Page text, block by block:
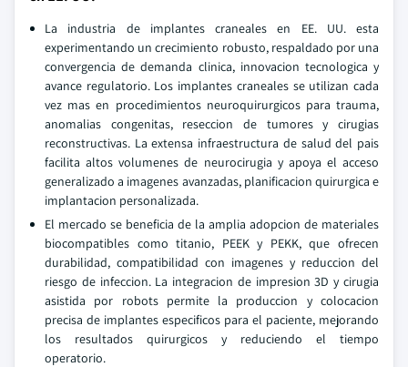
La industria de implantes craneales en EE. UU. esta
experimentando un crecimiento robusto, respaldado por una
convergencia de demanda clinica, innovacion tecnologica y
avance regulatorio. Los implantes craneales se utilizan cada
vez mas en procedimientos neuroquirurgicos para trauma,
anomalias congenitas, reseccion de tumores y cirugias
reconstructivas. La extensa infraestructura de salud del pais
facilita altos volumenes de neurocirugia y apoya el acceso
generalizado a imagenes avanzadas, planificacion quirurgica e
implantacion personalizada.
El mercado se beneficia de la amplia adopcion de materiales
biocompatibles como titanio, PEEK y PEKK, que ofrecen
durabilidad, compatibilidad con imagenes y reduccion del
riesgo de infeccion. La integracion de impresion 3D y cirugia
asistida por robots permite la produccion y colocacion
precisa de implantes especificos para el paciente, mejorando
los resultados quirurgicos y reduciendo el tiempo
operatorio.